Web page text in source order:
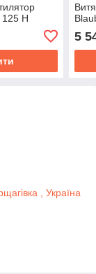
H
5
, Україна